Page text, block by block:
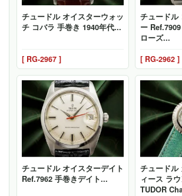
チュードル オイスターウォッ
チ コバラ 手巻き 1940年代...
[ RG-2967 ]
チュードル
ー
ローズ...
[ RG-2962 ]
チュードル オイスターデイト
Ref.7962 手巻きデイト...
チュードル
ィース ラ
TUDOR